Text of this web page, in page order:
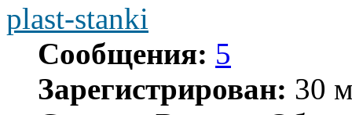
plast-stanki
Сообщения: 5
Зарегистрирован: 30